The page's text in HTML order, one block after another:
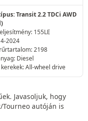
Transit 2.2 TDCi AWD
155LE
2024
2198
Diesel
All-wheel drive
Javasoljuk, hogy
Tourneo autóján is